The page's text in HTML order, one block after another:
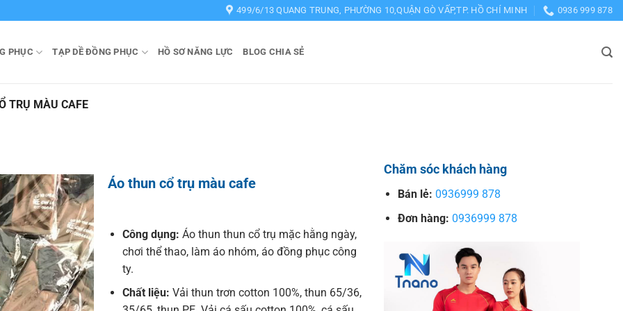
499/6/13 QUANG TRUNG, PHƯỜNG 10,QUẬN GÒ VẤP,TP. HỒ CHÍ MINH 0936 999 878
PHỤC TẠP DỀ ĐỒNG PHỤC HỒ SƠ NĂNG LỰC BLOG CHIA SẺ
TRỤ MÀU CAFE
Áo thun cổ trụ màu cafe
Công dụng: Áo thun thun cổ trụ mặc hằng ngày,
chơi thể thao, làm áo nhóm, áo đồng phục công
ty.
Chất liệu: Vải thun trơn cotton 100%, thun 65/36,
Chăm sóc khách hàng
Bán lẻ: 0936999 878
Đơn hàng: 0936999 878